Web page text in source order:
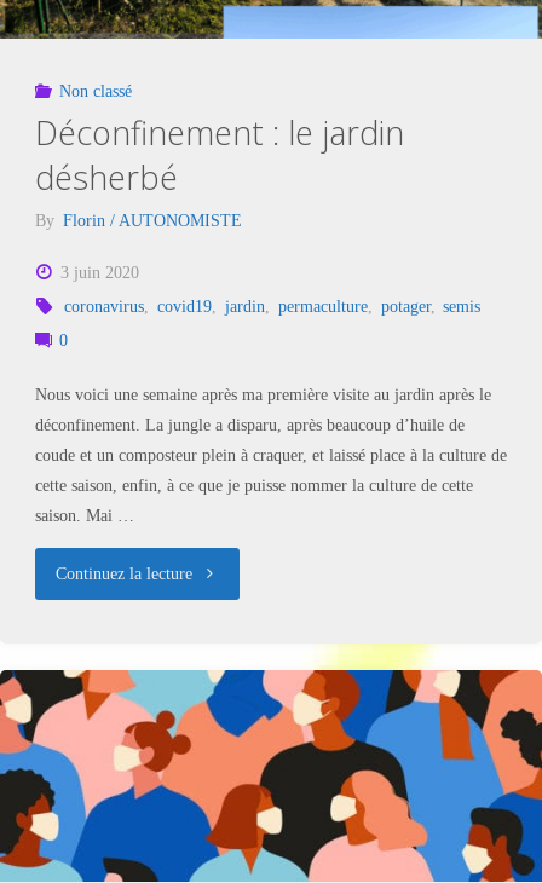
Non classé
Déconfinement : le jardin
désherbé
By Florin / AUTONOMISTE
3 juin 2020
coronavirus, covid19, jardin, permaculture, potager, semis
0
Nous voici une semaine après ma première visite au jardin après le
déconfinement. La jungle a disparu, après beaucoup d’huile de
coude et un composteur plein à craquer, et laissé place à la culture de
cette saison, enfin, à ce que je puisse nommer la culture de cette
saison. Mai …
Continuez la lecture"Déconfinement
le
jardin
désherbé"